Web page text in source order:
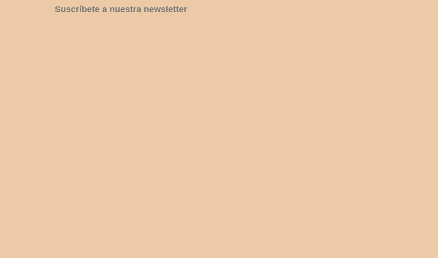
Suscríbete a nuestra newsletter